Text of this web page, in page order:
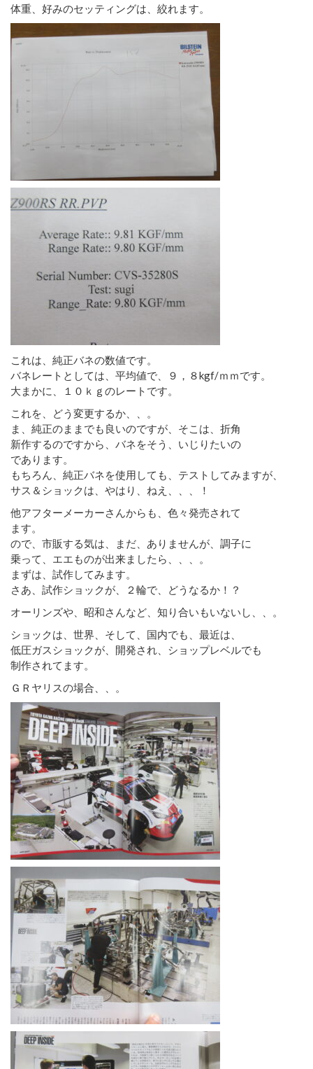
体重、好みのセッティングは、絞れます。
これは、純正バネの数値です。
バネレートとしては、平均値で、９，８kgf/ｍｍです。
大まかに、１０ｋｇのレートです。
これを、どう変更するか、、。
ま、純正のままでも良いのですが、そこは、折角
新作するのですから、バネをそう、いじりたいの
であります。
もちろん、純正バネを使用しても、テストしてみますが、
サス＆ショックは、やはり、ねえ、、、！
他アフターメーカーさんからも、色々発売されて
ます。
ので、市販する気は、まだ、ありませんが、調子に
乗って、エエものが出来ましたら、、、。
まずは、試作してみます。
さあ、試作ショックが、２輪で、どうなるか！？
オーリンズや、昭和さんなど、知り合いもいないし、、。
ショックは、世界、そして、国内でも、最近は、
低圧ガスショックが、開発され、ショップレベルでも
制作されてます。
ＧＲヤリスの場合、、。